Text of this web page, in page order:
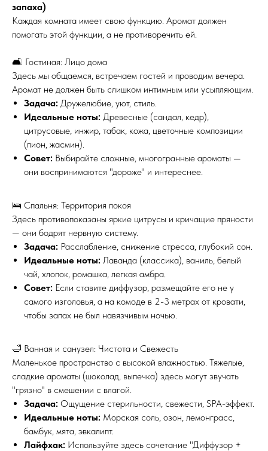
запаха)
Каждая комната имеет свою функцию. Аромат должен
помогать этой функции, а не противоречить ей.
🛋 Гостиная: Лицо дома
Здесь мы общаемся, встречаем гостей и проводим вечера.
Аромат не должен быть слишком интимным или усыпляющим.
Задача: Дружелюбие, уют, стиль.
Идеальные ноты: Древесные (сандал, кедр),
цитрусовые, инжир, табак, кожа, цветочные композиции
(пион, жасмин).
Совет: Выбирайте сложные, многогранные ароматы —
они воспринимаются "дороже" и интереснее.
🛌 Спальня: Территория покоя
Здесь противопоказаны яркие цитрусы и кричащие пряности
— они бодрят нервную систему.
Задача: Расслабление, снижение стресса, глубокий сон.
Идеальные ноты: Лаванда (классика), ваниль, белый
чай, хлопок, ромашка, легкая амбра.
Совет: Если ставите диффузор, размещайте его не у
самого изголовья, а на комоде в 2-3 метрах от кровати,
чтобы запах не был навязчивым ночью.
🛁 Ванная и санузел: Чистота и Свежесть
Маленькое пространство с высокой влажностью. Тяжелые,
сладкие ароматы (шоколад, выпечка) здесь могут звучать
"грязно" в смешении с влагой.
Задача: Ощущение стерильности, свежести, SPA-эффект.
Идеальные ноты: Морская соль, озон, лемонграсс,
бамбук, мята, эвкалипт.
Лайфхак: Используйте здесь сочетание "Диффузор +